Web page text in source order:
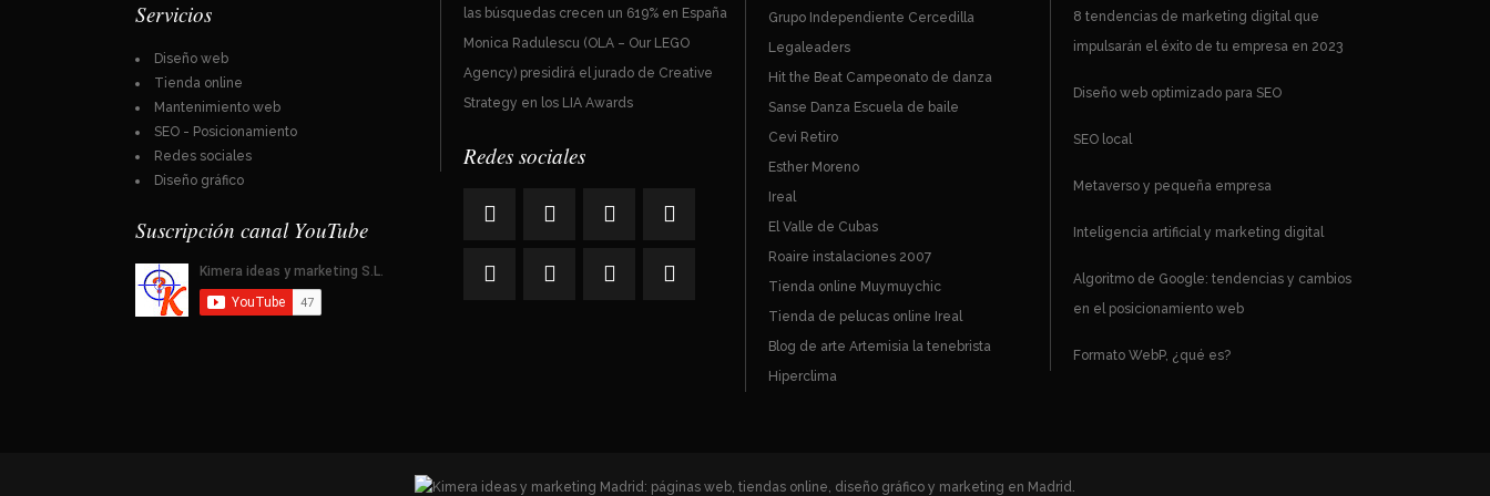
Servicios
Diseño web
Tienda online
Mantenimiento web
SEO - Posicionamiento
Redes sociales
Diseño gráfico
Suscripción canal YouTube
las búsquedas crecen un 619% en España
Monica Radulescu (OLA – Our LEGO
Agency) presidirá el jurado de Creative
Strategy en los LIA Awards
Redes sociales
Grupo Independiente Cercedilla
Legaleaders
Hit the Beat Campeonato de danza
Sanse Danza Escuela de baile
Cevi Retiro
Esther Moreno
Ireal
El Valle de Cubas
Roaire instalaciones 2007
Tienda online Muymuychic
Tienda de pelucas online Ireal
Blog de arte Artemisia la tenebrista
Hiperclima
8 tendencias de marketing digital que
impulsarán el éxito de tu empresa en 2023
Diseño web optimizado para SEO
SEO local
Metaverso y pequeña empresa
Inteligencia artificial y marketing digital
Algoritmo de Google: tendencias y cambios
en el posicionamiento web
Formato WebP, ¿qué es?